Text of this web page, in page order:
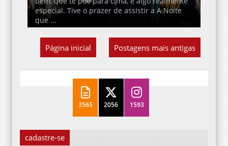
especial. Tive o prazer de assistir a A Noite
que ...
Postagens mais antigas
Página inicial
3565 2056 1593
cadastre-se